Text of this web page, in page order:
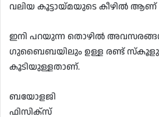
വലിയ കൂട്ടായ്മയുടെ കീഴിൽ ആണ്
ഇനി പറയുന്ന തൊഴിൽ
ഗുബൈബയിലും ഉള്ള രണ്ട്
കൂടിയുള്ളതാണ്.
ബയോളജി
ഫിസിക്സ്